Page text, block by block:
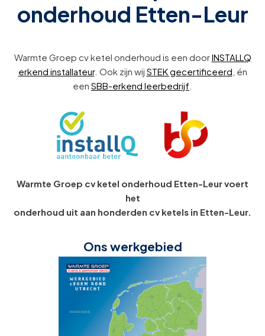
onderhoud Etten-Leur
Warmte Groep cv ketel onderhoud is een doorINSTALLQ
erkend installateur. Ook zijn wij STEK gecertificeerd , én
een SBB-erkend leerbedrijf
Warmte Groep cv ketel onderhoud Etten-Leur voert
het
onderhoud uit aan honderden cv ketels in Etten-Leur.
Ons werkgebied